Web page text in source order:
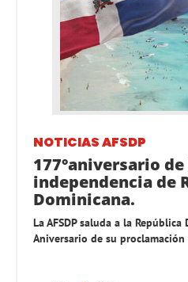
NOTICIAS AFSDP
177°aniversario de
independencia de
Dominicana.
La AFSDP saluda a la
Aniversario de su